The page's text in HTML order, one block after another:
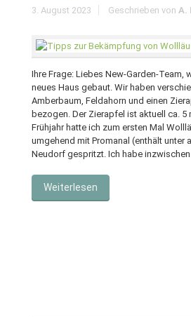
3. August 2023 Geschrieben von A.
Ihre Frage: Liebes New-Garden-Team,
neues Haus gebaut. Wir haben
Amberbaum, Feldahorn und einen
bezogen. Der Zierapfel ist aktuell ca. 5
Frühjahr hatte ich zum ersten Mal
umgehend mit Promanal (enthält unter
Neudorf gespritzt. Ich habe inzwischen
Weiterlesen